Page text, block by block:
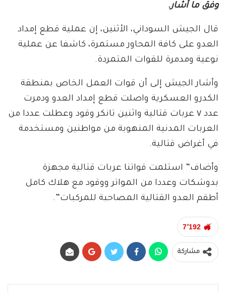
وفق ما أشار.
قال الجيش السوداني، الأثنين، إن عملية قطع إمداد
العدو على كافة المحاور مستمرة، كاشفا عن عملية
نوعية ومدمرة للقوات المتمردة.
وأشار الجيش إلى أن قوات العمل الخاص بمنطقة
الكدرو العسكرية واصلت قطع إمداد العدو ودمرت
عدد ٧ عربات قتالية واثنين تانكر وقود وعطلت عددا من
العربات المدنية المنهوبة من مواطنين ومستخدمة
في أغراض قتالية.
وأضاف” استلمت قواتنا عربات قتالية مجهزة
بدوشكات وعددا من المواتر ووقود مع هلاك كامل
أطقم العدو القتالية المصاحبة للمركبات”.
7٬192
مشاركة